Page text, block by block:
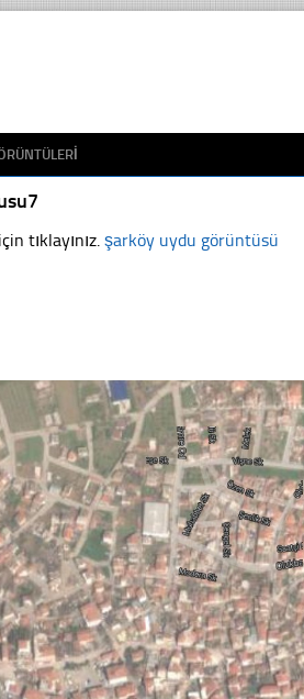
tıklayınız.şarköy uydu görüntüsü